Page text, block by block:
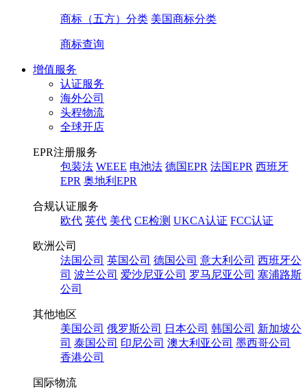
商标（五方）分类 美国商标分类
商标查询
增值服务
认证服务
海外公司
头程物流
全球开店
EPR注册服务
包装法 WEEE 电池法 德国EPR 法国EPR 西班牙
EPR 奥地利EPR
合规认证服务
欧代 英代 美代 CE检测 UKCA认证 FCC认证
欧洲公司
法国公司 英国公司 德国公司 意大利公司 西班牙公
司 波兰公司 爱沙尼亚公司 罗马尼亚公司 塞浦路斯
公司
其他地区
美国公司 俄罗斯公司 日本公司 韩国公司 新加坡公
司 泰国公司 印尼公司 澳大利亚公司 墨西哥公司
香港公司
国际物流